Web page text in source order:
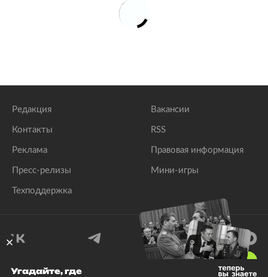
Редакция
Контакты
Реклама
Пресс-релизы
Техподдержка
Вакансии
RSS
Правовая информация
Мини-игры
Угадайте, где